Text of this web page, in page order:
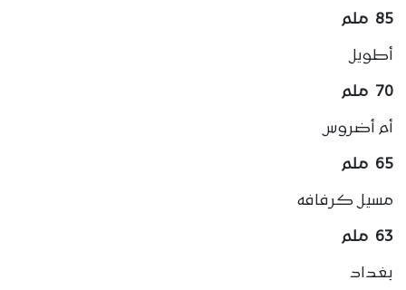
85 ملم
أطويل
70 ملم
أم أضروس
65 ملم
مسيل كرفافه
63 ملم
بغداد